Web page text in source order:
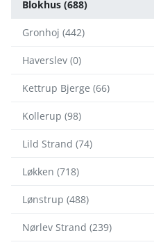
Blokhus (688)
Gronhoj (442)
Haverslev (0)
Kettrup Bjerge (66)
Kollerup (98)
Lild Strand (74)
Løkken (718)
Lønstrup (488)
Nørlev Strand (239)